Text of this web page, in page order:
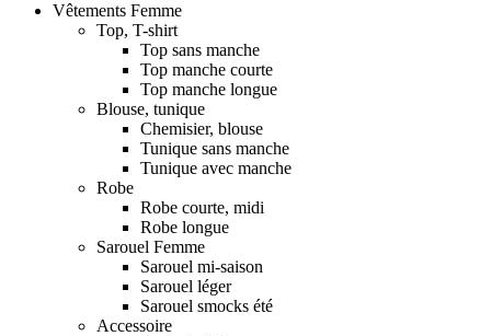
Vêtements Femme
Top, T-shirt
Top sans manche
Top manche courte
Top manche longue
Blouse, tunique
Chemisier, blouse
Tunique sans manche
Tunique avec manche
Robe
Robe courte, midi
Robe longue
Sarouel Femme
Sarouel mi-saison
Sarouel léger
Sarouel smocks été
Accessoire